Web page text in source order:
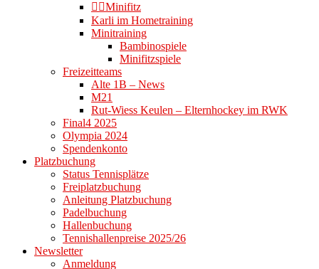
👉🏻Minifitz
Karli im Hometraining
Minitraining
Bambinospiele
Minifitzspiele
Freizeitteams
Alte 1B – News
M21
Rut-Wiess Keulen – Elternhockey im RWK
Final4 2025
Olympia 2024
Spendenkonto
Platzbuchung
Status Tennisplätze
Freiplatzbuchung
Anleitung Platzbuchung
Padelbuchung
Hallenbuchung
Tennishallenpreise 2025/26
Newsletter
Anmeldung